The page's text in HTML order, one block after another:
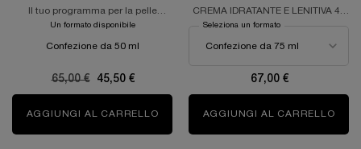
Il tuo programma per la pelle
idratata, calmata e rafforzata
Un formato disponibile
Confezione da 50 ml
Old price
65,00 € New price
45,50 €
AGGIUNGI AL CARRELLO HYDRA ZEN GEL CREAM SET 50ML
CREMA IDRATANTE E LENITIVA 48
ORE DI IDRATAZIONE
Seleziona un formato
67,00 €
AGGIUNGI AL CARRELLO